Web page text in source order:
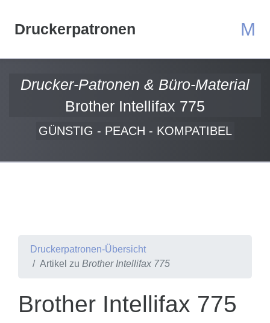
Druckerpatronen M
Drucker-Patronen & Büro-Material
Brother Intellifax 775
GÜNSTIG - PEACH - KOMPATIBEL
Druckerpatronen-Übersicht
Artikel zu Brother Intellifax 775
Brother Intellifax 775